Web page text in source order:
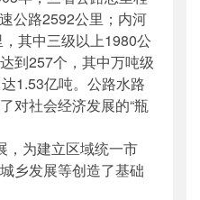
公路2592公里；内河
其中三级以上1980公
到257个，其中万吨级
1.53亿吨。公路水路
对社会经济发展的“瓶
为建立区域统一市
乡发展等创造了基础